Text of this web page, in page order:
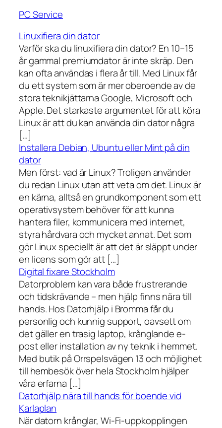
PC Service
Linuxifiera din dator
Varför ska du linuxifiera din dator? En 10–15
år gammal premiumdator är inte skräp. Den
kan ofta användas i flera år till. Med Linux får
du ett system som är mer oberoende av de
stora teknikjättarna Google, Microsoft och
Apple. Det starkaste argumentet för att köra
Linux är att du kan använda din dator några
[…]
Installera Debian, Ubuntu eller Mint på din
dator
Men först: vad är Linux? Troligen använder
du redan Linux utan att veta om det. Linux är
en kärna, alltså en grundkomponent som ett
operativsystem behöver för att kunna
hantera filer, kommunicera med internet,
styra hårdvara och mycket annat. Det som
gör Linux speciellt är att det är släppt under
en licens som gör att […]
Digital fixare Stockholm
Datorproblem kan vara både frustrerande
och tidskrävande – men hjälp finns nära till
hands. Hos Datorhjälp i Bromma får du
personlig och kunnig support, oavsett om
det gäller en trasig laptop, krånglande e-
post eller installation av ny teknik i hemmet.
Med butik på Orrspelsvägen 13 och möjlighet
till hembesök över hela Stockholm hjälper
våra erfarna […]
Datorhjälp nära till hands för boende vid
Karlaplan
När datorn krånglar, Wi-Fi-uppkopplingen